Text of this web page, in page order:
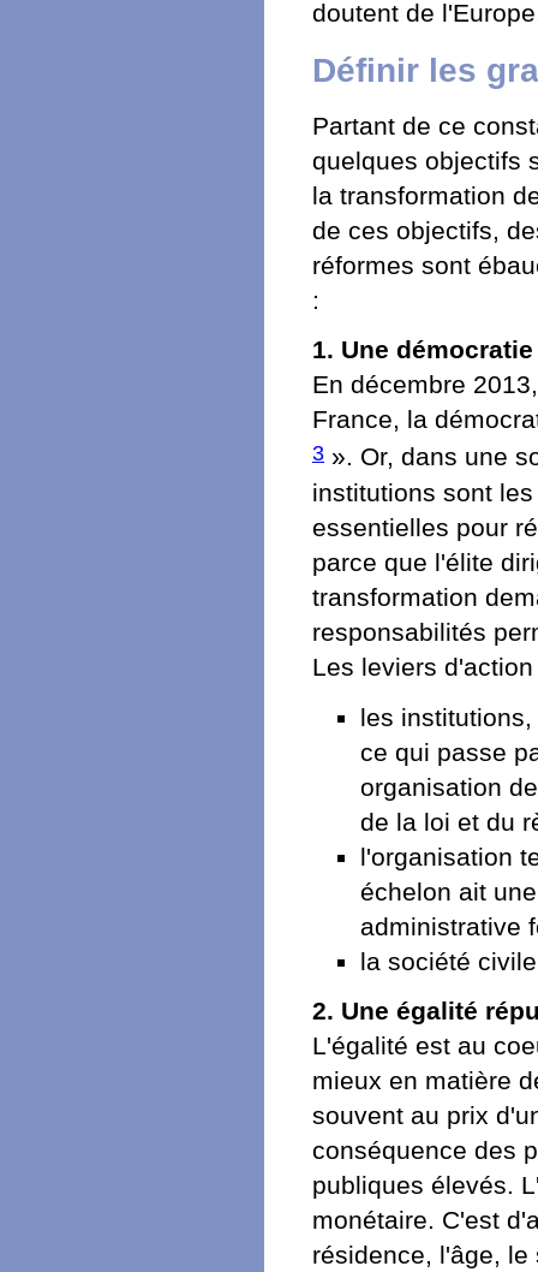
doutent de
Définir les
Partant de ce
quelques objectifs
la transformation
de ces objectifs,
réformes sont
:
1. Une
En décembre
France, la
3 ». Or, dans une
institutions sont
essentielles pour
parce que l'élite
transformation
responsabilités
Les leviers
les
ce qui passe
organisation
de la loi et du
l'organisation
échelon ait
administrative
la société
2. Une égalité
L'égalité est au
mieux en matière
souvent au prix
conséquence des
publiques élevés.
monétaire. C'est
résidence, l'âge,